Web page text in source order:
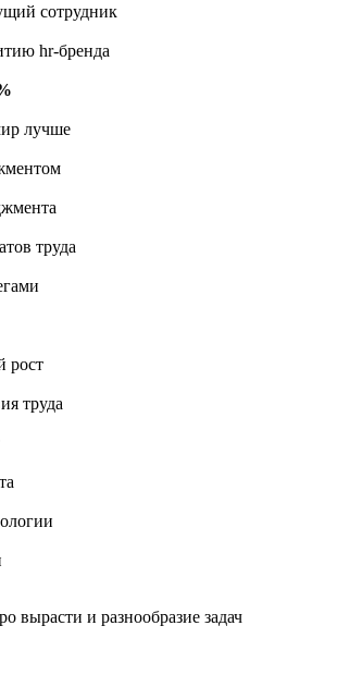
сотрудник
hr-бренда
лучше
труда
рост
труда
вырасти и разнообразие задач